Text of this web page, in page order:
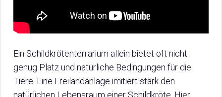
Ein Schildkrötenterrarium allein bietet oft nicht
genug Platz und natürliche Bedingungen für die
Tiere. Eine Freilandanlage imitiert stark den
natürlichen Lebensraum einer Schildkröte. Hier